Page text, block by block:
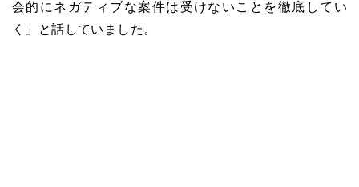
会的にネガティブな案件は受けないことを徹底してい
く」と話していました。